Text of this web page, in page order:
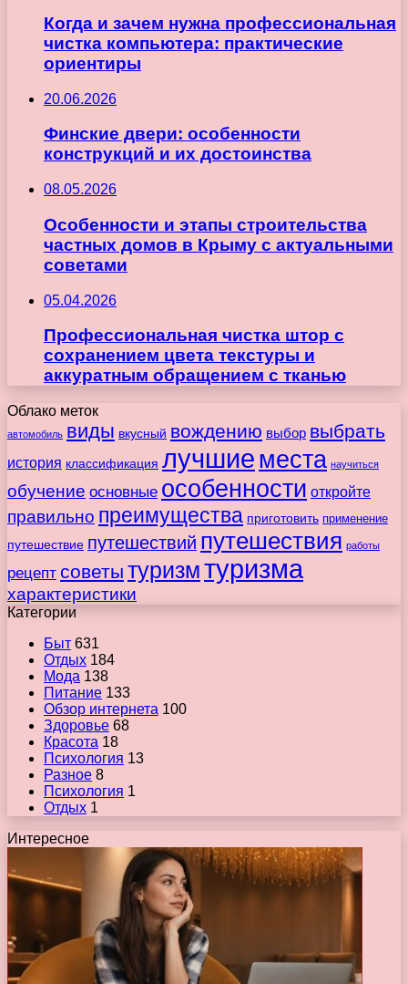
Когда и зачем нужна профессиональная
чистка компьютера: практические
ориентиры
20.06.2026
Финские двери: особенности
конструкций и их достоинства
08.05.2026
Особенности и этапы строительства
частных домов в Крыму с актуальными
советами
05.04.2026
Профессиональная чистка штор с
сохранением цвета текстуры и
аккуратным обращением с тканью
Облако меток
автомобиль виды вкусный вождению выбор выбрать
история классификация лучшиеместа научиться
обучение основные особенности откройте
правильно преимущества приготовить применение
путешествие путешествий путешествия работы
рецепт советы туризмтуризма
характеристики
Категории
Быт 631
Отдых 184
Мода 138
Питание 133
Обзор интернета 100
Здоровье 68
Красота 18
Психология 13
Разное 8
Психология 1
Отдых 1
Интересное